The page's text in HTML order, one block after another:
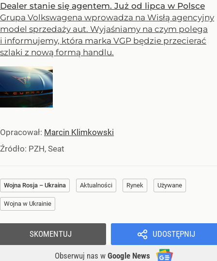
Dealer stanie się agentem. Już od lipca w Polsce
Grupa Volkswagena wprowadza na Wisłą agencyjny
model sprzedaży aut. Wyjaśniamy na czym polega
i informujemy, która marka VGP będzie przecierać
szlaki z nową formą handlu.
Opracował: Marcin Klimkowski
Źródło: PZH, Seat
Wojna Rosja – Ukraina Aktualności Rynek Używane
Wojna w Ukrainie
UDOSTĘPNIJ
Obserwuj nas w Google News
SKOMENTUJ